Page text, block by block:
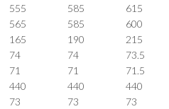
555 585
615
565 585
600
165 190
215
74 74
73.5
71 71
71.5
440 440
440
73 73
73